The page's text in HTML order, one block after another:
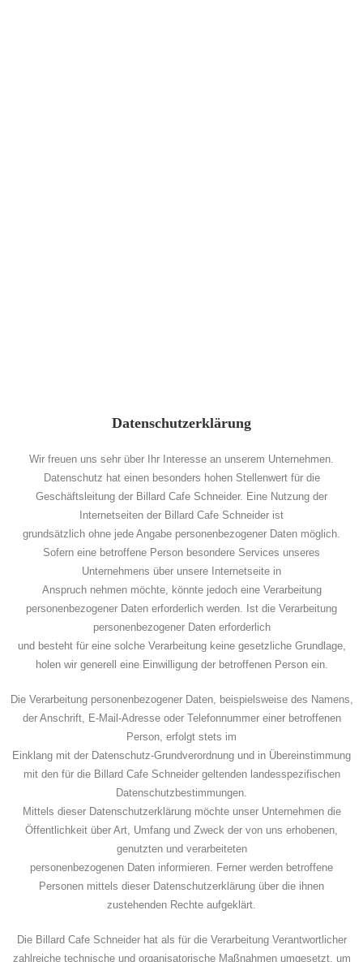
Datenschutzerklärung
Wir freuen uns sehr über Ihr Interesse an unserem Unternehmen.
Datenschutz hat einen besonders hohen Stellenwert für die
Geschäftsleitung der Billard Cafe Schneider. Eine Nutzung der
Internetseiten der Billard Cafe Schneider ist
grundsätzlich ohne jede Angabe personenbezogener Daten möglich.
Sofern eine betroffene Person besondere Services unseres
Unternehmens über unsere Internetseite in
Anspruch nehmen möchte, könnte jedoch eine Verarbeitung
personenbezogener Daten erforderlich werden. Ist die Verarbeitung
personenbezogener Daten erforderlich
und besteht für eine solche Verarbeitung keine gesetzliche Grundlage,
holen wir generell eine Einwilligung der betroffenen Person ein.
Die Verarbeitung personenbezogener Daten, beispielsweise des Namens,
der Anschrift, E-Mail-Adresse oder Telefonnummer einer betroffenen
Person, erfolgt stets im
Einklang mit der Datenschutz-Grundverordnung und in Übereinstimmung
mit den für die Billard Cafe Schneider geltenden landesspezifischen
Datenschutzbestimmungen.
Mittels dieser Datenschutzerklärung möchte unser Unternehmen die
Öffentlichkeit über Art, Umfang und Zweck der von uns erhobenen,
genutzten und verarbeiteten
personenbezogenen Daten informieren. Ferner werden betroffene
Personen mittels dieser Datenschutzerklärung über die ihnen
zustehenden Rechte aufgeklärt.
Die Billard Cafe Schneider hat als für die Verarbeitung Verantwortlicher
zahlreiche technische und organisatorische Maßnahmen umgesetzt, um